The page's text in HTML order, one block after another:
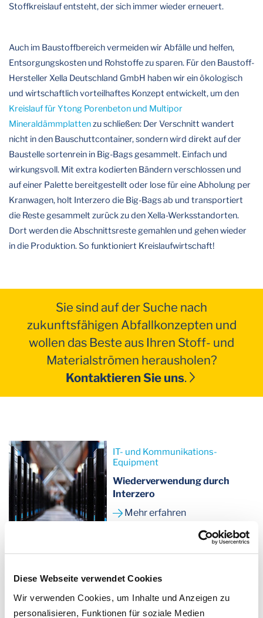
Diese Webseite verwendet Cookies
Wir verwenden Cookies, um Inhalte und Anzeigen zu
personalisieren, Funktionen für soziale Medien
Stoffkreislauf entsteht, der sich immer wieder erneuert.
Auch im Baustoffbereich vermeiden wir Abfälle und helfen,
Entsorgungskosten und Rohstoffe zu sparen. Für den Baustoff-
Hersteller Xella Deutschland GmbH haben wir ein ökologisch
und wirtschaftlich vorteilhaftes Konzept entwickelt, um den
Kreislauf für Ytong Porenbeton und Multipor
Mineraldämmplattenzu schließen: Der Verschnitt wandert
nicht in den Bauschuttcontainer, sondern wird direkt auf der
Baustelle sortenrein in Big-Bags gesammelt. Einfach und
wirkungsvoll. Mit extra kodierten Bändern verschlossen und
auf einer Palette bereitgestellt oder lose für eine Abholung per
Kranwagen, holt Interzero die Big-Bags ab und transportiert
die Reste gesammelt zurück zu den Xella-Werksstandorten.
Dort werden die Abschnittsreste gemahlen und gehen wieder
in die Produktion. So funktioniert Kreislaufwirtschaft!
Sie sind auf der Suche nach
zukunftsfähigen Abfallkonzepten und
wollen das Beste aus Ihren Stoff- und
Materialströmen herausholen?
Kontaktieren Sie uns.
IT- und Kommunikations-
Equipment
Wiederverwendung durch
Interzero
Mehr erfahren
Rücknahme- und
Logistiksysteme